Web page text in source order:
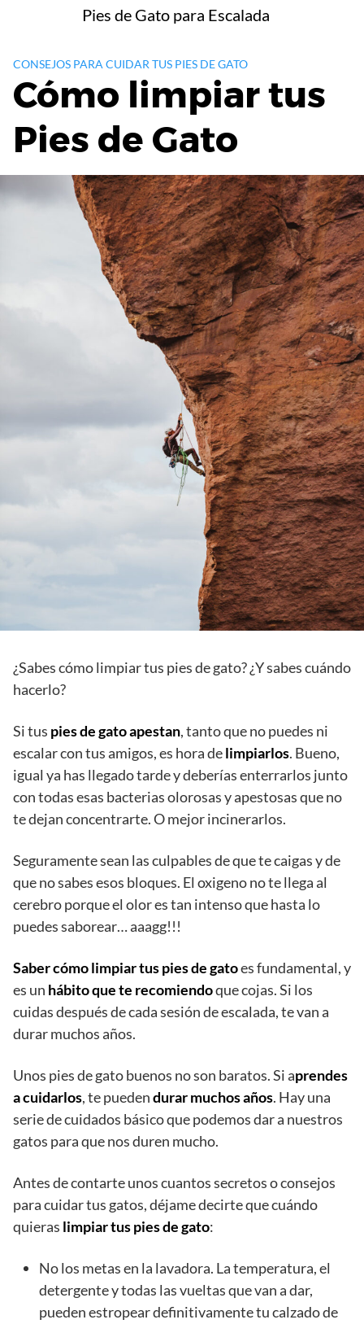
Pies de Gato para Escalada
CONSEJOS PARA CUIDAR TUS PIES DE GATO
Cómo limpiar tus
Pies de Gato
¿Sabes cómo limpiar tus pies de gato? ¿Y sabes cuándo
hacerlo?
Si tus pies de gato apestan, tanto que no puedes ni
escalar con tus amigos, es hora delimpiarlos. Bueno,
igual ya has llegado tarde y deberías enterrarlos junto
con todas esas bacterias olorosas y apestosas que no
te dejan concentrarte. O mejor incinerarlos.
Seguramente sean las culpables de que te caigas y de
que no sabes esos bloques. El oxigeno no te llega al
cerebro porque el olor es tan intenso que hasta lo
puedes saborear… aaagg!!!
Saber cómo limpiar tus pies de gatoes fundamental, y
es un hábito que te recomiendoque cojas. Si los
cuidas después de cada sesión de escalada, te van a
durar muchos años.
Unos pies de gato buenos no son baratos. Si aprendes
a cuidarlos, te puedendurar muchos años. Hay una
serie de cuidados básico que podemos dar a nuestros
gatos para que nos duren mucho.
Antes de contarte unos cuantos secretos o consejos
para cuidar tus gatos, déjame decirte que cuándo
quieras limpiar tus pies de gato:
No los metas en la lavadora. La temperatura, el
detergente y todas las vueltas que van a dar,
pueden estropear definitivamente tu calzado de